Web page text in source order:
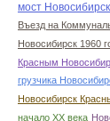
мост
Въезд на
Новосибирск 1960
Красным
грузчика
Новосибирск
начало ХХ века